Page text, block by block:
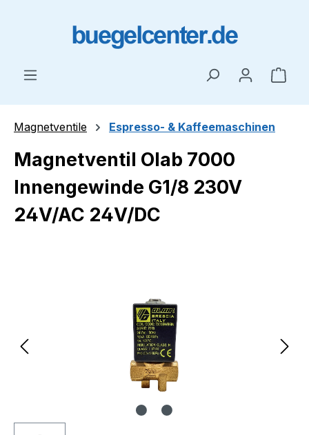
Magnetventile Espresso- & Kaffeemaschinen
Magnetventil Olab 7000
Innengewinde G1/8 230V
24V/AC 24V/DC